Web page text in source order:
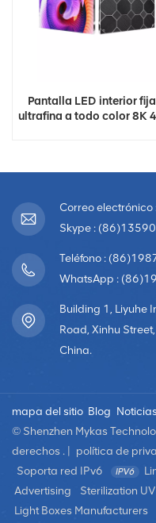
Pantalla LED interior fija
ultrafina a todo color 8K
Correo
Skype :
Teléfono :
WhatsApp :
Building 1, Liyuhe
Road, Xinhu
China.
mapa del sitio Blog Noticias
© Shenzhen Mykas
derechos . |
política de
Soporta red IPv6
Advertising
Sterilization
Light Boxes Manufacturers